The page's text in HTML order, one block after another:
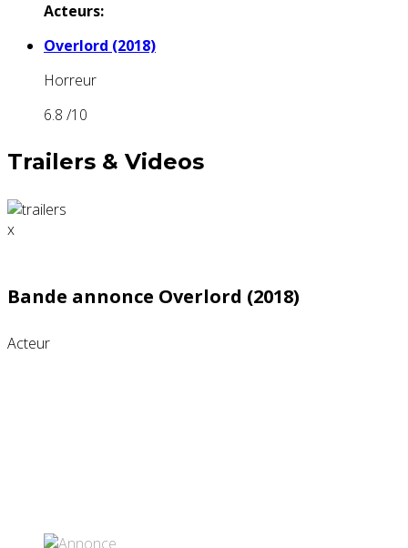
Acteurs:
Overlord (2018)
Horreur
6.8 /10
Trailers & Videos
x
Bande annonce Overlord (2018)
Acteur